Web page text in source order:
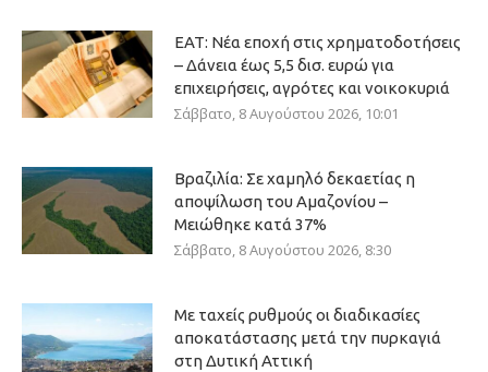
ΕΑΤ: Νέα εποχή στις χρηματοδοτήσεις
– Δάνεια έως 5,5 δισ. ευρώ για
επιχειρήσεις, αγρότες και νοικοκυριά
Σάββατο, 8 Αυγούστου 2026, 10:01
Βραζιλία: Σε χαμηλό δεκαετίας η
αποψίλωση του Αμαζονίου –
Μειώθηκε κατά 37%
Σάββατο, 8 Αυγούστου 2026, 8:30
Με ταχείς ρυθμούς οι διαδικασίες
αποκατάστασης μετά την πυρκαγιά
στη Δυτική Αττική